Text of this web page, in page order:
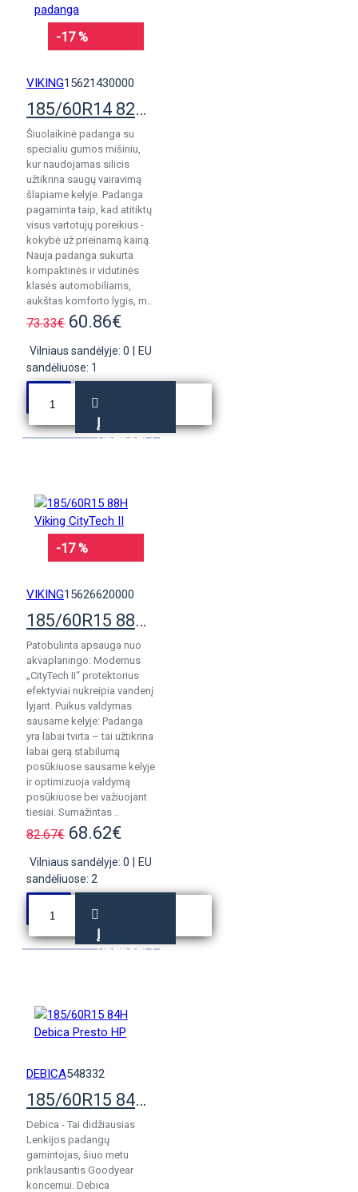
-17 %
VIKING15621430000
185/60R14 82H Viking CityTech II padanga
Šiuolaikinė padanga su
specialiu gumos mišiniu,
kur naudojamas silicis
užtikrina saugų vairavimą
šlapiame kelyje. Padanga
pagaminta taip, kad atitiktų
visus vartotujų poreikius -
kokybė už prieinamą kainą.
Nauja padanga sukurta
kompaktinės ir vidutinės
klasės automobiliams,
aukštas komforto lygis, m..
73.33€ 60.86€
Vilniaus sandėlyje: 0
EU
sandėliuose: 1
Į
KREPŠELĮ
-17 %
VIKING15626620000
185/60R15 88H Viking CityTech II
Patobulinta apsauga nuo
akvaplaningo: Modernus
„CityTech II“ protektorius
efektyviai nukreipia vandenį
lyjant. Puikus valdymas
sausame kelyje: Padanga
yra labai tvirta – tai užtikrina
labai gerą stabilumą
posūkiuose sausame kelyje
ir optimizuoja valdymą
posūkiuose bei važiuojant
tiesiai. Sumažintas ..
82.67€ 68.62€
Vilniaus sandėlyje: 0
EU
sandėliuose: 2
Į
KREPŠELĮ
DEBICA548332
185/60R15 84H Debica Presto HP
Debica - Tai didžiausias
Lenkijos padangų
gamintojas, šiuo metu
priklausantis Goodyear
koncernui. Debica